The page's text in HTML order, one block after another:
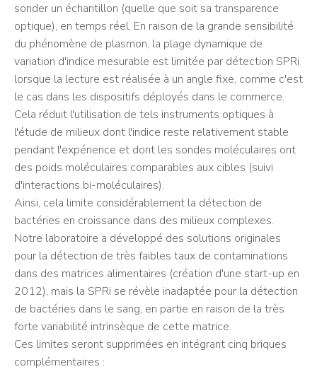
sonder un échantillon (quelle que soit sa transparence
optique), en temps réel. En raison de la grande sensibilité
du phénomène de plasmon, la plage dynamique de
variation d'indice mesurable est limitée par détection SPRi
lorsque la lecture est réalisée à un angle fixe, comme c'est
le cas dans les dispositifs déployés dans le commerce.
Cela réduit l'utilisation de tels instruments optiques à
l'étude de milieux dont l'indice reste relativement stable
pendant l'expérience et dont les sondes moléculaires ont
des poids moléculaires comparables aux cibles (suivi
d'interactions bi-moléculaires).
Ainsi, cela limite considérablement la détection de
bactéries en croissance dans des milieux complexes.
Notre laboratoire a développé des solutions originales
pour la détection de très faibles taux de contaminations
dans des matrices alimentaires (création d'une start-up en
2012), mais la SPRi se révèle inadaptée pour la détection
de bactéries dans le sang, en partie en raison de la très
forte variabilité intrinsèque de cette matrice.
Ces limites seront supprimées en intégrant cinq briques
complémentaires :